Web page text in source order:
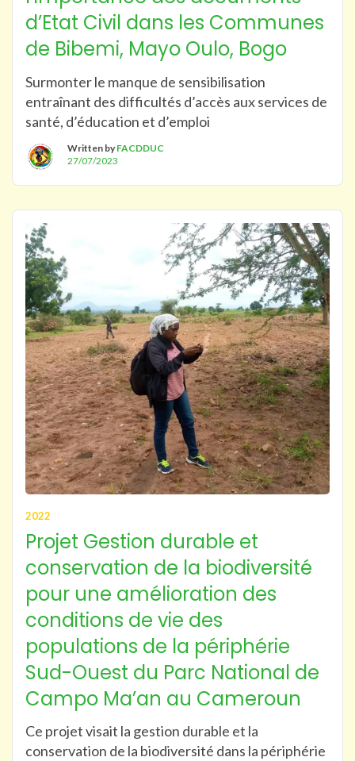
d’Etat Civil dans les Communes
de Bibemi, Mayo Oulo, Bogo
Surmonter le manque de sensibilisation
entraînant des difficultés d’accès aux services de
santé, d’éducation et d’emploi
Written by FACDDUC
27/07/2023
2022
Projet Gestion durable et
conservation de la biodiversité
pour une amélioration des
conditions de vie des
populations de la périphérie
Sud-Ouest du Parc National de
Campo Ma’an au Cameroun
Ce projet visait la gestion durable et la
conservation de la biodiversité dans la périphérie